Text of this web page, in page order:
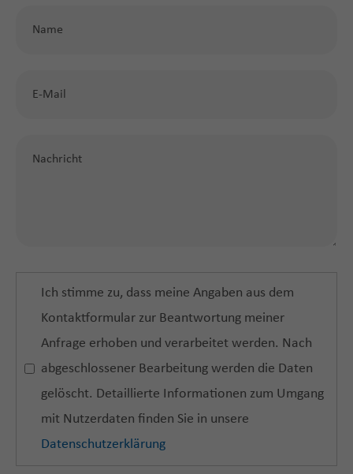
Ich stimme zu, dass meine Angaben aus dem
Kontaktformular zur Beantwortung meiner
Anfrage erhoben und verarbeitet werden. Nach
abgeschlossener Bearbeitung werden die Daten
gelöscht. Detaillierte Informationen zum Umgang
mit Nutzerdaten finden Sie in unsere
Datenschutzerklärung